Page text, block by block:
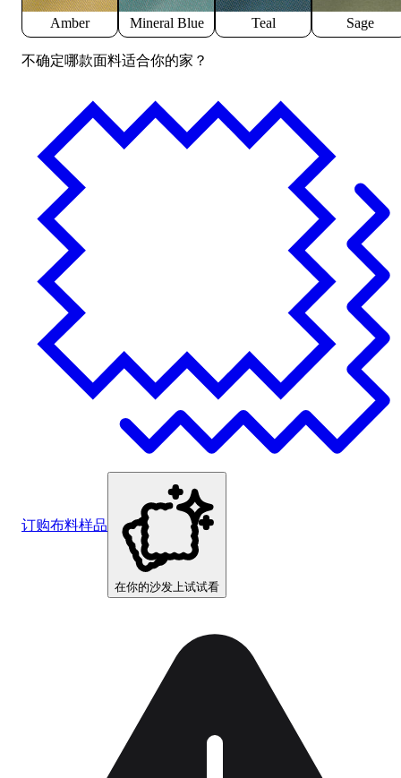
Amber Mineral Blue Teal Sage
不确定哪款面料适合你的家？
订购布料样品
在你的沙发上试试看